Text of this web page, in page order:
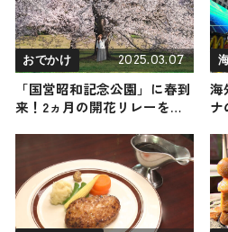
おでかけ 2025.03.07
「国営昭和記念公園」に春到
来！2ヵ月の開花リレーを楽
海
ナ